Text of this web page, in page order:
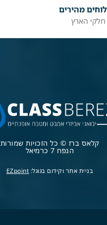
מהירים
חלקי הארץ
קלאס ברז © כל הזכויות שמורות
הנפח 7 כרמיאל
בניית אתר וקידום בגוגל: EZpoint